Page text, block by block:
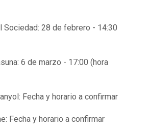
Sociedad: 28 de febrero - 14:30
6 de marzo - 17:00 (hora
Fecha y horario a confirmar
Fecha y horario a confirmar